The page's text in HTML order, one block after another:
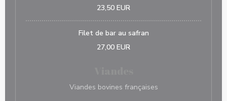
23,50 EUR
Filet de bar au safran
27,00 EUR
Viandes bovines françaises